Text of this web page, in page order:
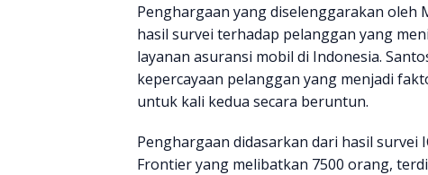
Penghargaan yang diselenggarakan
hasil survei terhadap pelanggan yang
layanan asuransi mobil di Indonesia.
kepercayaan pelanggan yang menjadi
untuk kali kedua secara beruntun.
Penghargaan didasarkan dari hasil survei
Frontier yang melibatkan 7500 orang,